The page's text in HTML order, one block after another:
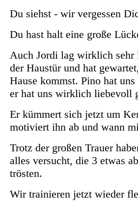
Du siehst - wir vergessen
Du hast halt eine große
Auch Jordi lag wirklich sehr
der Haustür und hat
Hause kommst. Pino hat
er hat uns wirklich liebevoll
Er kümmert sich jetzt um
motiviert ihn ab und wann
Trotz der großen Trauer
alles versucht, die 3 etwas
trösten.
Wir trainieren jetzt wieder